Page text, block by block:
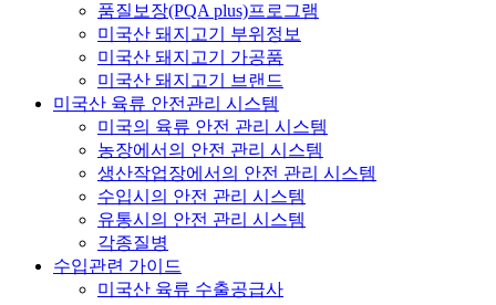
품질보장(PQA plus)프로그램
미국산 돼지고기 부위정보
미국산 돼지고기 가공품
미국산 돼지고기 브랜드
미국산 육류 안전관리 시스템
미국의 육류 안전 관리 시스템
농장에서의 안전 관리 시스템
생산작업장에서의 안전 관리 시스템
수입시의 안전 관리 시스템
유통시의 안전 관리 시스템
각종질병
수입관련 가이드
미국산 육류 수출공급사